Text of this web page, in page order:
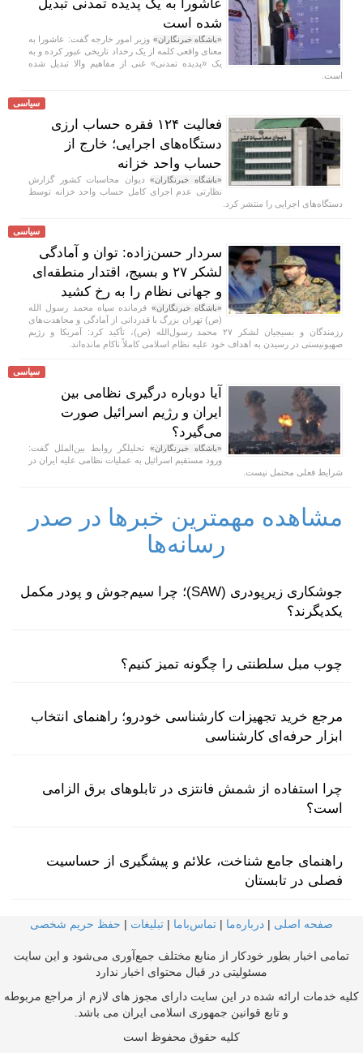
عاشورا به یک پدیده تمدنی تبدیل
شده است
«باشگاه خبرنگاران» وزیر امور خارجه گفت: عاشورا به
معنای واقعی کلمه از یک رخداد تاریخی عبور کرده و به
یک «پدیده تمدنی» غنی از مفاهیم والا تبدیل شده
است.
سیاسی
فعالیت ۱۲۴ فقره حساب ارزی
دستگاه‌های اجرایی؛ خارج از
حساب واحد خزانه
«باشگاه خبرنگاران»دیوان محاسبات کشور گزارش
نظارتی عدم اجرای کامل حساب واحد خزانه توسط
دستگاه‌های اجرایی را منتشر کرد.
سیاسی
سردار حسن‌زاده: توان و آمادگی
لشکر ۲۷ و بسیج، اقتدار منطقه‌ای
و جهانی نظام را به رخ کشید
«باشگاه خبرنگاران» فرمانده سپاه محمد رسول الله
(ص) تهران بزرگ با قدردانی از آمادگی و مجاهدت‌های
رزمندگان و بسیجیان لشکر ۲۷ محمد رسول‌الله (ص)، تأکید کرد: آمریکا و رژیم
صهیونیستی در رسیدن به اهداف خود علیه نظام اسلامی کاملاً ناکام مانده‌اند.
سیاسی
آیا دوباره درگیری نظامی بین
ایران و رژیم اسرائیل صورت
می‌گیرد؟
«باشگاه خبرنگاران» تحلیلگر روابط بین‌الملل گفت:
ورود مستقیم اسرائیل به عملیات نظامی علیه ایران در
شرایط فعلی محتمل نیست.
مشاهده مهمترین خبرها در صدر
رسانه‌ها
جوشکاری زیرپودری (SAW)؛ چرا سیم‌جوش و پودر مکمل
یکدیگرند؟
چوب مبل سلطنتی را چگونه تمیز کنیم؟
مرجع خرید تجهیزات کارشناسی خودرو؛ راهنمای انتخاب
ابزار حرفه‌ای کارشناسی
چرا استفاده از شمش فانتزی در تابلوهای برق الزامی
است؟
راهنمای جامع شناخت، علائم و پیشگیری از حساسیت
فصلی در تابستان
صفحه اصلی | درباره‌ما | تماس‌با‌ما | تبلیغات | حفظ حریم شخصی
تمامی اخبار بطور خودکار از منابع مختلف جمع‌آوری می‌شود و این سایت
مسئولیتی در قبال محتوای اخبار ندارد
کلیه خدمات ارائه شده در این سایت دارای مجوز های لازم از مراجع مربوطه
و تابع قوانین جمهوری اسلامی ایران می باشد.
کلیه حقوق محفوظ است